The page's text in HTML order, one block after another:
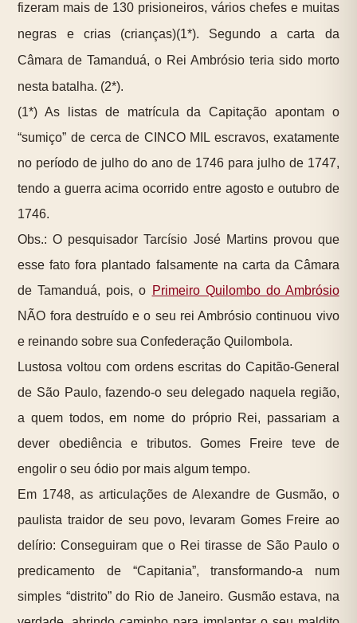
fizeram mais de 130 prisioneiros, vários chefes e muitas
negras e crias (crianças)(1*). Segundo a carta da
Câmara de Tamanduá, o Rei Ambrósio teria sido morto
nesta batalha. (2*).
(1*) As listas de matrícula da Capitação apontam o
“sumiço” de cerca de CINCO MIL escravos, exatamente
no período de julho do ano de 1746 para julho de 1747,
tendo a guerra acima ocorrido entre agosto e outubro de
1746.
Obs.: O pesquisador Tarcísio José Martins provou que
esse fato fora plantado falsamente na carta da Câmara
de Tamanduá, pois, o Primeiro Quilombo do Ambrósio
NÃO fora destruído e o seu rei Ambrósio continuou vivo
e reinando sobre sua Confederação Quilombola.
Lustosa voltou com ordens escritas do Capitão-General
de São Paulo, fazendo-o seu delegado naquela região,
a quem todos, em nome do próprio Rei, passariam a
dever obediência e tributos. Gomes Freire teve de
engolir o seu ódio por mais algum tempo.
Em 1748, as articulações de Alexandre de Gusmão, o
paulista traidor de seu povo, levaram Gomes Freire ao
delírio: Conseguiram que o Rei tirasse de São Paulo o
predicamento de “Capitania”, transformando-a num
simples “distrito” do Rio de Janeiro. Gusmão estava, na